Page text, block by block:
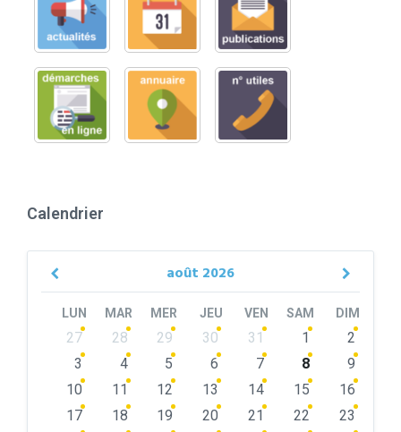
Calendrier
août 2026
Previous
LUN MAR MER JEU VEN SAM DIM
Skip
calendar
27 28 29 30 31 1
2
3
4 5 6 7 8
9
10
11 12 13 14 15
16
17
18 19 20 21 22
23